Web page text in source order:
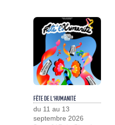
FÊTE DE L'HUMANITÉ
du 11 au 13
septembre 2026